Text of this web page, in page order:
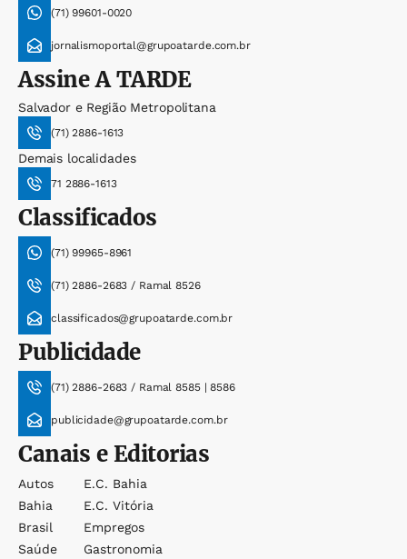
(71) 99601-0020
jornalismoportal@grupoatarde.com.br
AssineA TARDE
Salvador e Região Metropolitana
(71) 2886-1613
Demais localidades
71 2886-1613
Classificados
(71) 99965-8961
(71) 2886-2683 / Ramal 8526
classificados@grupoatarde.com.br
Publicidade
(71) 2886-2683 / Ramal 8585 | 8586
publicidade@grupoatarde.com.br
Canais e Editorias
Autos
Bahia
Brasil
Saúde
E.c. Bahia
E.c. Vitória
Empregos
Gastronomia